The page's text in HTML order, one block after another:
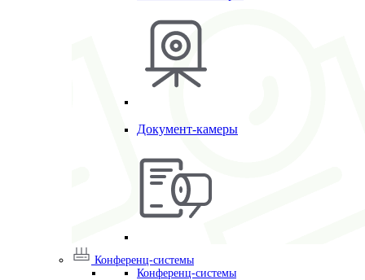
Документ-камеры
Конференц-системы
Конференц-системы